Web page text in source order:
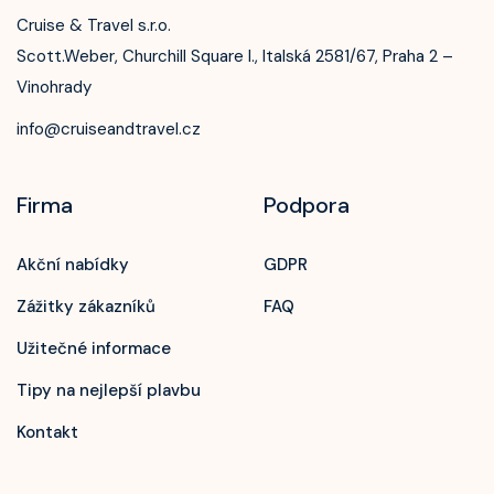
Cruise & Travel s.r.o.
Scott.Weber, Churchill Square I., Italská 2581/67, Praha 2 –
Vinohrady
info@cruiseandtravel.cz
Firma
Akční nabídky
Zážitky zákazníků
Užitečné informace
Tipy na nejlepší plavbu
Kontakt
Podpora
GDPR
FAQ